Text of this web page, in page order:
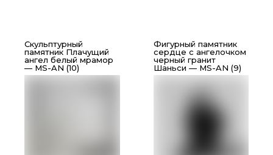
Скульптурный
памятник Плачущий
ангел белый мрамор
— MS-AN (10)
Фигурный памятник
сердце с ангелочком
черный гранит
Шаньси — MS-AN (9)